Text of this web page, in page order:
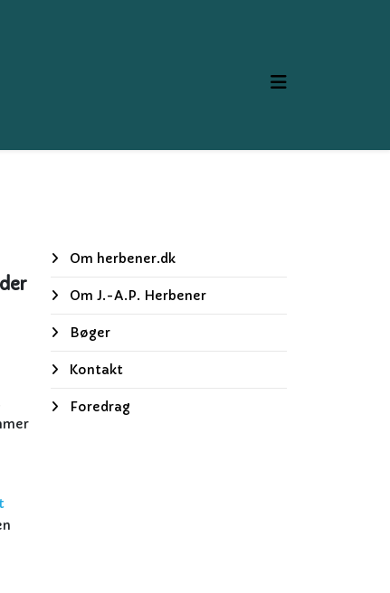
Om herbener.dk
Om J.-A.P. Herbener
Bøger
Kontakt
Foredrag